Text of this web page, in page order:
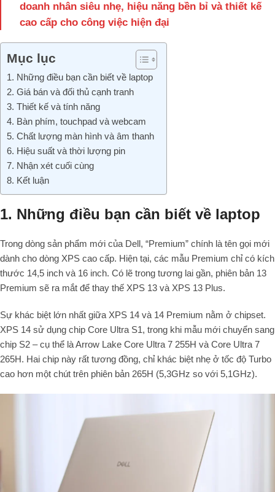
doanh nhân siêu nhẹ, hiệu năng bền bỉ và thiết kế
cao cấp cho công việc hiện đại
Mục lục
1. Những điều bạn cần biết về laptop
2. Giá bán và đối thủ cạnh tranh
3. Thiết kế và tính năng
4. Bàn phím, touchpad và webcam
5. Chất lượng màn hình và âm thanh
6. Hiệu suất và thời lượng pin
7. Nhận xét cuối cùng
8. Kết luận
1. Những điều bạn cần biết về laptop
Trong dòng sản phẩm mới của Dell, “Premium” chính là tên gọi mới
dành cho dòng XPS cao cấp. Hiện tại, các mẫu Premium chỉ có kích
thước 14,5 inch và 16 inch. Có lẽ trong tương lai gần, phiên bản 13
Premium sẽ ra mắt để thay thế XPS 13 và XPS 13 Plus.
Sự khác biệt lớn nhất giữa XPS 14 và 14 Premium nằm ở chipset.
XPS 14 sử dụng chip Core Ultra S1, trong khi mẫu mới chuyển sang
chip S2 – cụ thể là Arrow Lake Core Ultra 7 255H và Core Ultra 7
265H. Hai chip này rất tương đồng, chỉ khác biệt nhẹ ở tốc độ Turbo
cao hơn một chút trên phiên bản 265H (5,3GHz so với 5,1GHz).